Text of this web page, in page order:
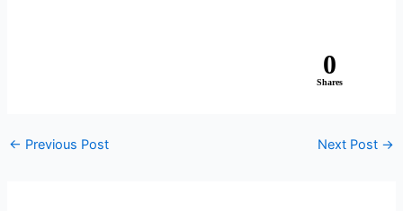
0
Shares
← Previous Post Next Post →